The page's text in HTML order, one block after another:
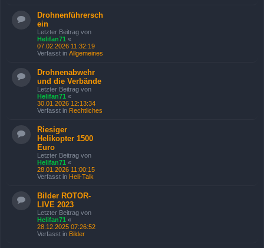
Drohnenführersch
ein
Letzter Beitrag von
Helifan71 «
07.02.2026 11:32:19
Verfasst in Allgemeines
Drohnenabwehr
und die Verbände
Letzter Beitrag von
Helifan71 «
30.01.2026 12:13:34
Verfasst in Rechtliches
Riesiger
Helikopter 1500
Euro
Letzter Beitrag von
Helifan71 «
28.01.2026 11:00:15
Verfasst in Heli-Talk
Bilder ROTOR-
LIVE 2023
Letzter Beitrag von
Helifan71 «
28.12.2025 07:26:52
Verfasst in Bilder